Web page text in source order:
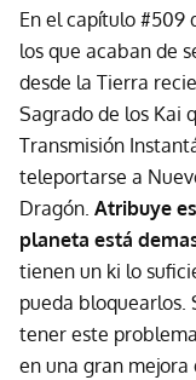
En el capítulo #509
los que acaban de
desde la Tierra
Sagrado de los Kai
Transmisión
teleportarse a
Dragón. Atribuye
planeta está
tienen un ki lo
pueda bloquearlos.
tener este
en una gran